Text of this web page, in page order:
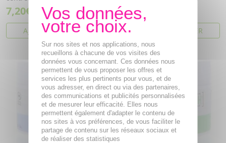
7,20€
AJOUTER AU PANIER
6,15€
AJOUTER AU PANIER
Sur nos sites et nos applications, nous
recueillons à chacune de vos visites des
données vous concernant. Ces données nous
permettent de vous proposer les offres et
services les plus pertinents pour vous, et de
vous adresser, en direct ou via des partenaires,
des communications et publicités personnalisées
et de mesurer leur efficacité. Elles nous
permettent également d'adapter le contenu de
nos sites à vos préférences, de vous faciliter le
partage de contenu sur les réseaux sociaux et
de réaliser des statistiques